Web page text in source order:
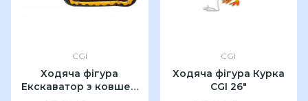
CGI
Ходяча фігура
Екскаватор з ковшем
CGI
Ходяча фігура Курка
CGI 26"